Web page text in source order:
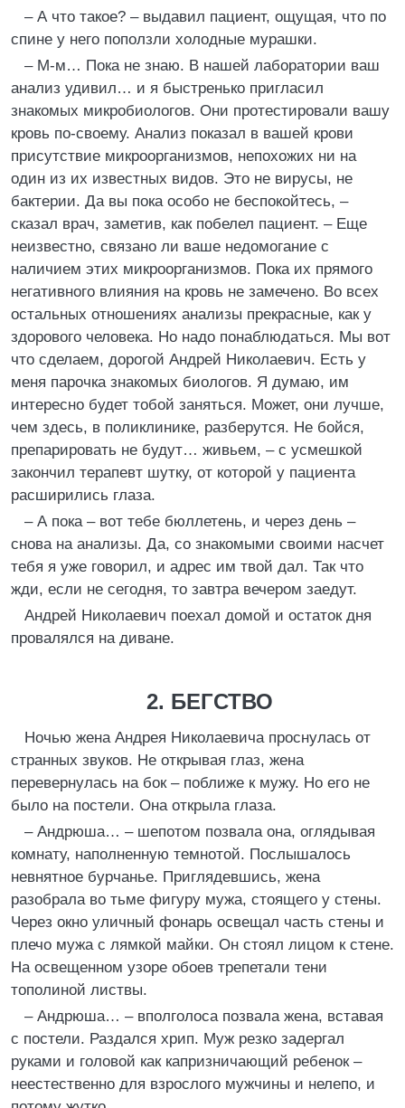
– А что такое? – выдавил пациент, ощущая, что по
спине у него поползли холодные мурашки.
– М-м… Пока не знаю. В нашей лаборатории ваш
анализ удивил… и я быстренько пригласил
знакомых микробиологов. Они протестировали вашу
кровь по-своему. Анализ показал в вашей крови
присутствие микроорганизмов, непохожих ни на
один из их известных видов. Это не вирусы, не
бактерии. Да вы пока особо не беспокойтесь, –
сказал врач, заметив, как побелел пациент. – Еще
неизвестно, связано ли ваше недомогание с
наличием этих микроорганизмов. Пока их прямого
негативного влияния на кровь не замечено. Во всех
остальных отношениях анализы прекрасные, как у
здорового человека. Но надо понаблюдаться. Мы вот
что сделаем, дорогой Андрей Николаевич. Есть у
меня парочка знакомых биологов. Я думаю, им
интересно будет тобой заняться. Может, они лучше,
чем здесь, в поликлинике, разберутся. Не бойся,
препарировать не будут… живьем, – с усмешкой
закончил терапевт шутку, от которой у пациента
расширились глаза.
– А пока – вот тебе бюллетень, и через день –
снова на анализы. Да, со знакомыми своими насчет
тебя я уже говорил, и адрес им твой дал. Так что
жди, если не сегодня, то завтра вечером заедут.
Андрей Николаевич поехал домой и остаток дня
провалялся на диване.
2. БЕГСТВО
Ночью жена Андрея Николаевича проснулась от
странных звуков. Не открывая глаз, жена
перевернулась на бок – поближе к мужу. Но его не
было на постели. Она открыла глаза.
– Андрюша… – шепотом позвала она, оглядывая
комнату, наполненную темнотой. Послышалось
невнятное бурчанье. Приглядевшись, жена
разобрала во тьме фигуру мужа, стоящего у стены.
Через окно уличный фонарь освещал часть стены и
плечо мужа с лямкой майки. Он стоял лицом к стене.
На освещенном узоре обоев трепетали тени
тополиной листвы.
– Андрюша… – вполголоса позвала жена, вставая
с постели. Раздался хрип. Муж резко задергал
руками и головой как капризничающий ребенок –
неестественно для взрослого мужчины и нелепо, и